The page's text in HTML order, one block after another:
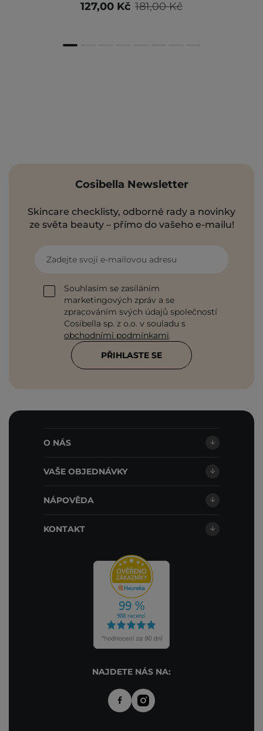
181,00 Kč
127,00 Kč
Cosibella Newsletter
Skincare checklisty, odborné rady a novinky
ze světa beauty – přímo do vašeho e-mailu!
Zadejte svoji e-mailovou adresu
Souhlasím se zasíláním
marketingových zpráv a se
zpracováním svých údajů společností
Cosibella sp. z o.o. v souladu s
obchodními podmínkami.
PŘIHLASTE SE
O NÁS
VAŠE OBJEDNÁVKY
NÁPOVĚDA
KONTAKT
NAJDETE NÁS NA: